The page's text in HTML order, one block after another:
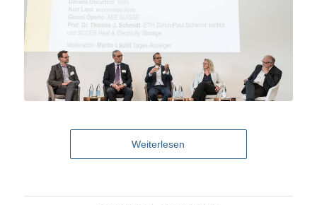
Weiterlesen